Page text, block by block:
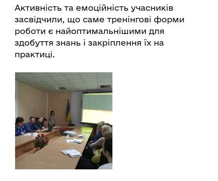
Активність та емоційність учасників
засвідчили, що саме тренінгові форми
роботи є найоптимальнішими для
здобуття знань і закріплення їх на
практиці.